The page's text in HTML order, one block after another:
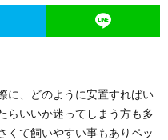
に、どのように安置すればい
らいいか迷ってしまう方も多
くて飼いやすい事もありペッ